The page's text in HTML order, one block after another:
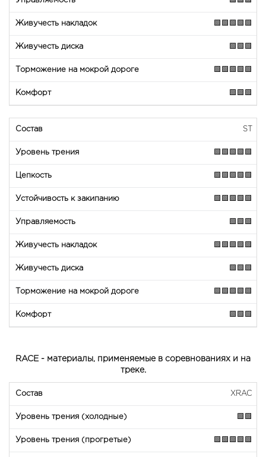
🟩🟩🟩🟩🟩
🟩🟩🟩
🟩🟩🟩🟩🟩
🟩🟩🟩
ST
🟩🟩🟩🟩🟩
🟩🟩🟩🟩🟩
🟩🟩🟩🟩🟩
🟩🟩🟩
🟩🟩🟩🟩🟩
🟩🟩🟩
🟩🟩🟩🟩🟩
🟩🟩🟩
RACE - материалы, применяемые в соревнованиях и на
треке.
XRAC
🟩🟩
🟩🟩🟩🟩🟩